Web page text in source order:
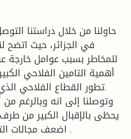
حاولنا من خلال دراستنا
في الجزائر، حيث اتضح
للمخاطر بسبب عوامل خارجة
أهمية التامين الفلاحي
تطور القطاع الفلاحي
وتوصلنا إلى انه وبالرغم من
يحظى بالإقبال الكبير من
اضعف مجالات التامين داخل المؤسسات التأمينية .